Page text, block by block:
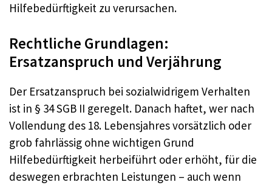
Hilfebedürftigkeit zu verursachen.
Rechtliche Grundlagen:
Ersatzanspruch und Verjährung
Der Ersatzanspruch bei sozialwidrigem Verhalten
ist in § 34 SGB II geregelt. Danach haftet, wer nach
Vollendung des 18. Lebensjahres vorsätzlich oder
grob fahrlässig ohne wichtigen Grund
Hilfebedürftigkeit herbeiführt oder erhöht, für die
deswegen erbrachten Leistungen – auch wenn